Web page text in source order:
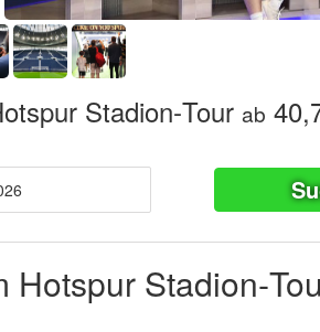
Stadion‑Tour ab
Hotspur